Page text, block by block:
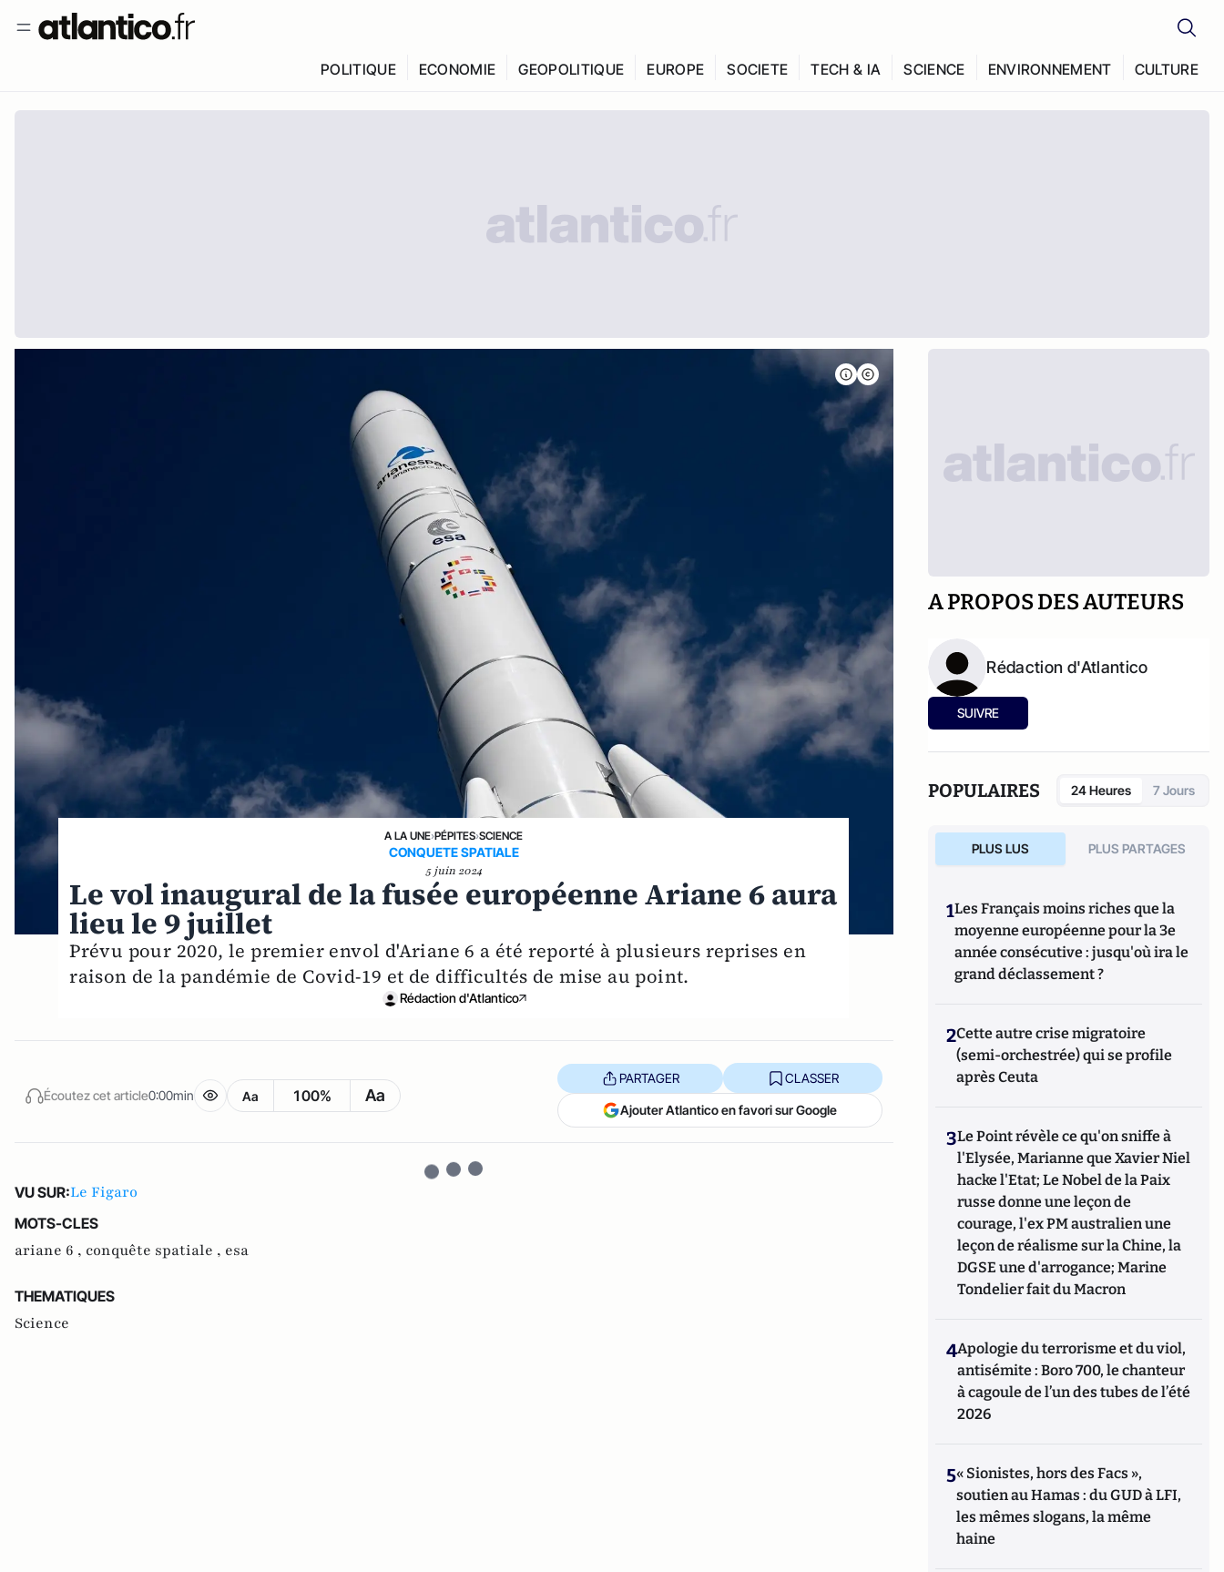
POLITIQUE ECONOMIE GEOPOLITIQUE EUROPE SOCIETE TECH & IA SCIENCE ENVIRONNEMENT CULTURE
A LA UNE›PÉPITES›SCIENCE
CONQUETE SPATIALE
5 juin 2024
Le vol inaugural de la fusée européenne Ariane 6 aura
lieu le 9 juillet
Prévu pour 2020, le premier envol d'Ariane 6 a été reporté à plusieurs reprises en
raison de la pandémie de Covid-19 et de difficultés de mise au point.
Rédaction d'Atlantico
Écoutez cet article0:00min Aa 100% Aa
PARTAGER CLASSER
Ajouter Atlantico en favori sur Google
VU SUR:Le Figaro
MOTS-CLES
ariane 6 , conquête spatiale , esa
THEMATIQUES
Science
A PROPOS DES AUTEURS
Rédaction d'Atlantico
SUIVRE
POPULAIRES 24 Heures 7 Jours
PLUS LUS PLUS PARTAGES
1Les Français moins riches que la
moyenne européenne pour la 3e
année consécutive : jusqu'où ira le
grand déclassement ?
2Cette autre crise migratoire
(semi-orchestrée) qui se profile
après Ceuta
3Le Point révèle ce qu'on sniffe à
l'Elysée, Marianne que Xavier Niel
hacke l'Etat; Le Nobel de la Paix
russe donne une leçon de
courage, l'ex PM australien une
leçon de réalisme sur la Chine, la
DGSE une d'arrogance; Marine
Tondelier fait du Macron
4Apologie du terrorisme et du viol,
antisémite : Boro 700, le chanteur
à cagoule de l’un des tubes de l’été
2026
5« Sionistes, hors des Facs »,
soutien au Hamas : du GUD à LFI,
les mêmes slogans, la même
haine